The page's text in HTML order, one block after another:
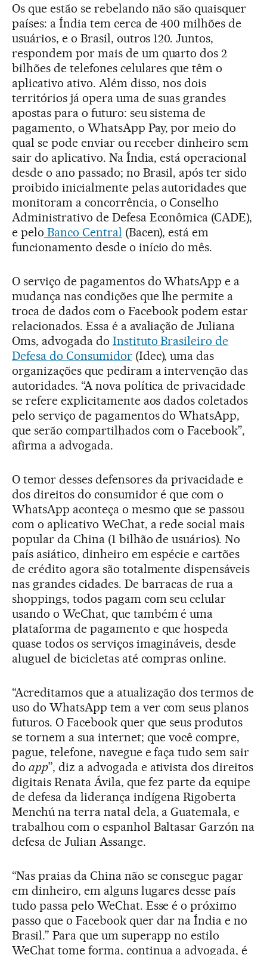
Os que estão se rebelando não são quaisquer
países: a Índia tem cerca de 400 milhões de
usuários, e o Brasil, outros 120. Juntos,
respondem por mais de um quarto dos 2
bilhões de telefones celulares que têm o
aplicativo ativo. Além disso, nos dois
territórios já opera uma de suas grandes
apostas para o futuro: seu sistema de
pagamento, o WhatsApp Pay, por meio do
qual se pode enviar ou receber dinheiro sem
sair do aplicativo. Na Índia, está operacional
desde o ano passado; no Brasil, após ter sido
proibido inicialmente pelas autoridades que
monitoram a concorrência, o Conselho
Administrativo de Defesa Econômica (CADE),
e pelo Banco Central (Bacen), está em
funcionamento desde o início do mês.
O serviço de pagamentos do WhatsApp e a
mudança nas condições que lhe permite a
troca de dados com o Facebook podem estar
relacionados. Essa é a avaliação de Juliana
Oms, advogada do Instituto Brasileiro de
Defesa do Consumidor(Idec), uma das
organizações que pediram a intervenção das
autoridades. “A nova política de privacidade
se refere explicitamente aos dados coletados
pelo serviço de pagamentos do WhatsApp,
que serão compartilhados com o Facebook”,
afirma a advogada.
O temor desses defensores da privacidade e
dos direitos do consumidor é que com o
WhatsApp aconteça o mesmo que se passou
com o aplicativo WeChat, a rede social mais
popular da China (1 bilhão de usuários). No
país asiático, dinheiro em espécie e cartões
de crédito agora são totalmente dispensáveis
nas grandes cidades. De barracas de rua a
shoppings, todos pagam com seu celular
usando o WeChat, que também é uma
plataforma de pagamento e que hospeda
quase todos os serviços imagináveis, desde
aluguel de bicicletas até compras online.
“Acreditamos que a atualização dos termos de
uso do WhatsApp tem a ver com seus planos
futuros. O Facebook quer que seus produtos
se tornem a sua internet; que você compre,
pague, telefone, navegue e faça tudo sem sair
do app”, diz a advogada e ativista dos direitos
digitais Renata Ávila, que fez parte da equipe
de defesa da liderança indígena Rigoberta
Menchú na terra natal dela, a Guatemala, e
trabalhou com o espanhol Baltasar Garzón na
defesa de Julian Assange.
“Nas praias da China não se consegue pagar
em dinheiro, em alguns lugares desse país
tudo passa pelo WeChat. Esse é o próximo
passo que o Facebook quer dar na Índia e no
Brasil.” Para que um superapp no estilo
WeChat tome forma, continua a advogada, é